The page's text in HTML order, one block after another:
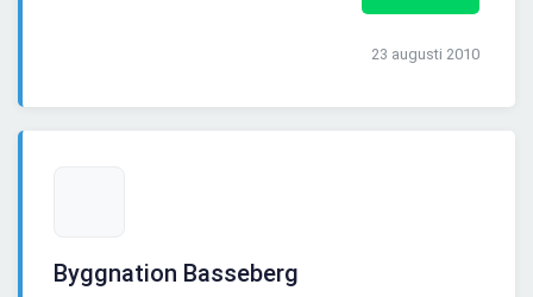
23 augusti 2010
Byggnation Basseberg